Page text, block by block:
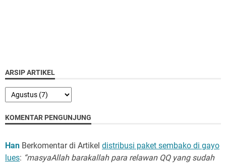
ARSIP ARTIKEL
KOMENTAR PENGUNJUNG
Han Berkomentar di Artikel distribusi paket sembako di gayo
lues: “masyaAllah barakallah para relawan QQ yang sudah